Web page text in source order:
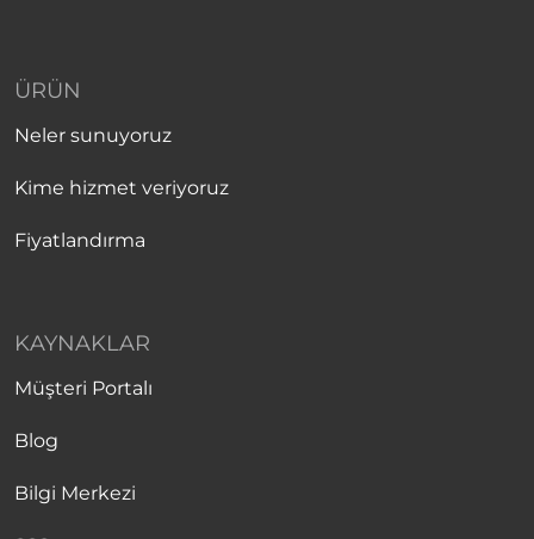
ÜRÜN
Neler sunuyoruz
Kime hizmet veriyoruz
Fiyatlandırma
KAYNAKLAR
Müşteri Portalı
Blog
Bilgi Merkezi